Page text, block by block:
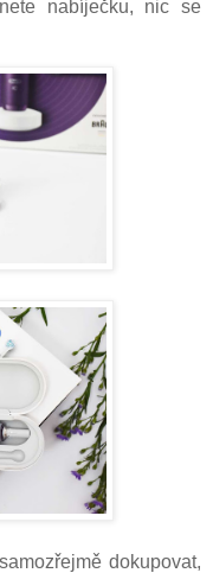
nabíječku, nic se
dokupovat,